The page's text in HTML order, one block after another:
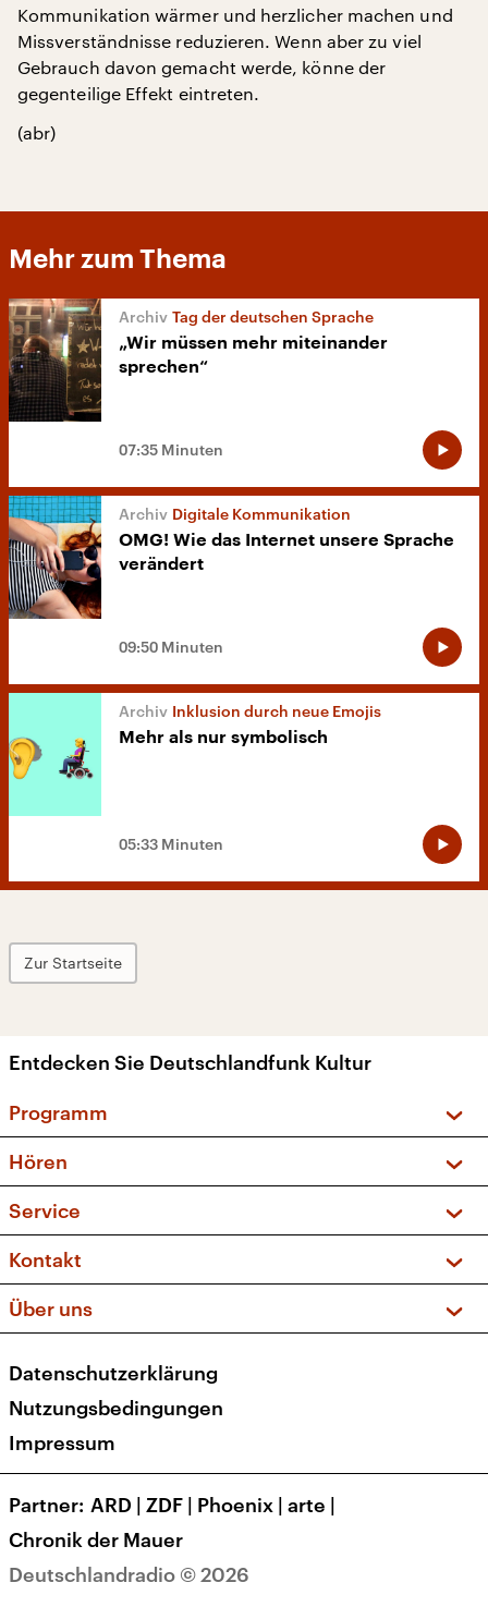
Kommunikation wärmer und herzlicher machen und
Missverständnisse reduzieren. Wenn aber zu viel
Gebrauch davon gemacht werde, könne der
gegenteilige Effekt eintreten.
(abr)
Mehr zum Thema
Tag der deutschen Sprache
„Wir müssen mehr miteinander
sprechen“
07:35 Minuten
Digitale Kommunikation
OMG! Wie das Internet unsere Sprache
verändert
09:50 Minuten
Inklusion durch neue Emojis
Mehr als nur symbolisch
05:33 Minuten
Zur Startseite
Entdecken Sie Deutschlandfunk Kultur
Programm
Sendungen und Podcasts
Musikliste
Kakadu – Das Kinderprogramm
Hören
Frequenzen (UKW + DAB+)
Service
FAQ
Apps
Newsletter
Veranstaltungen
Kontakt
Social Media
Über uns
Presse
Karriere
Transparenz
Deutschlandradio © 2026
Datenschutzerklärung
Nutzungsbedingungen
Impressum
Partner ARD | ZDF | Phoenix | arte |
Chronik der Mauer